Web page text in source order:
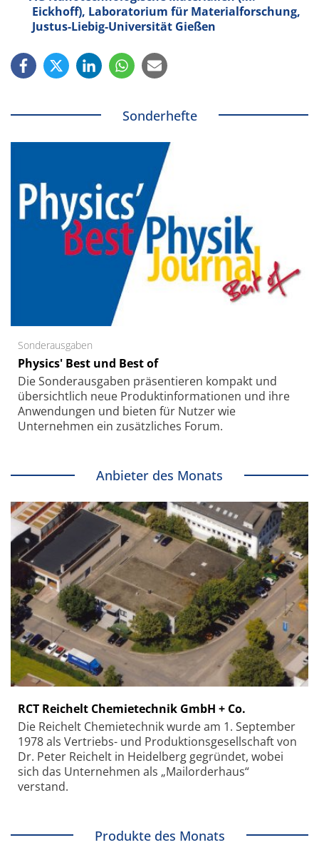
Eickhoff), Laboratorium für Materialforschung,
Justus-Liebig-Universität Gießen
Sonderhefte
Sonderausgaben
Physics' Best und Best of
Die Sonder­ausgaben präsentieren kompakt und
übersichtlich neue Produkt­informationen und ihre
Anwendungen und bieten für Nutzer wie
Unternehmen ein zusätzliches Forum.
Anbieter des Monats
RCT Reichelt Chemietechnik GmbH + Co.
Die Reichelt Chemietechnik wurde am 1. September
1978 als Vertriebs- und Produktionsgesellschaft von
Dr. Peter Reichelt in Heidelberg gegründet, wobei
sich das Unternehmen als „Mailorderhaus“
verstand.
Produkte des Monats